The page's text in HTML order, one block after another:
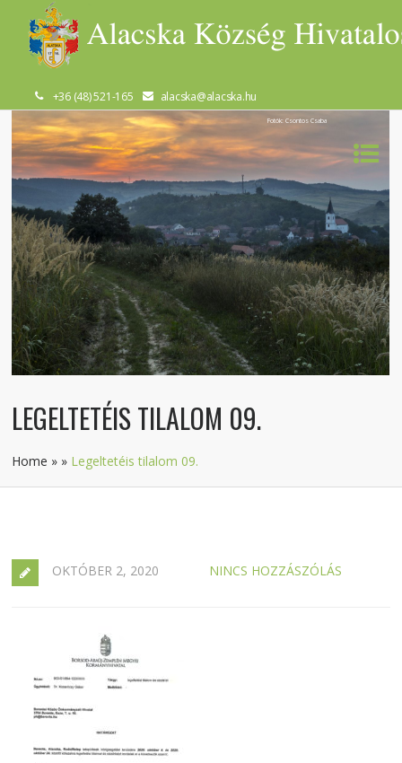
+36 (48) 521-165 alacska@alacska.hu
Fotók: Csontos Csaba
LEGELTETÉIS TILALOM 09.
Home » » Legeltetéis tilalom 09.
OKTÓBER 2, 2020 NINCS HOZZÁSZÓLÁS